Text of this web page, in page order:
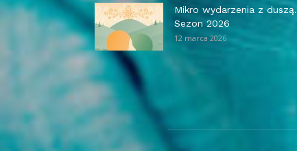
Mikro wydarzenia z duszą.
Sezon 2026
12 marca 2026